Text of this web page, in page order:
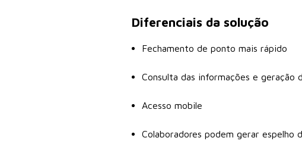
Diferenciais da solução
Fechamento de ponto mais rápido
Consulta das informações e geração
Acesso mobile
Colaboradores podem gerar espelho